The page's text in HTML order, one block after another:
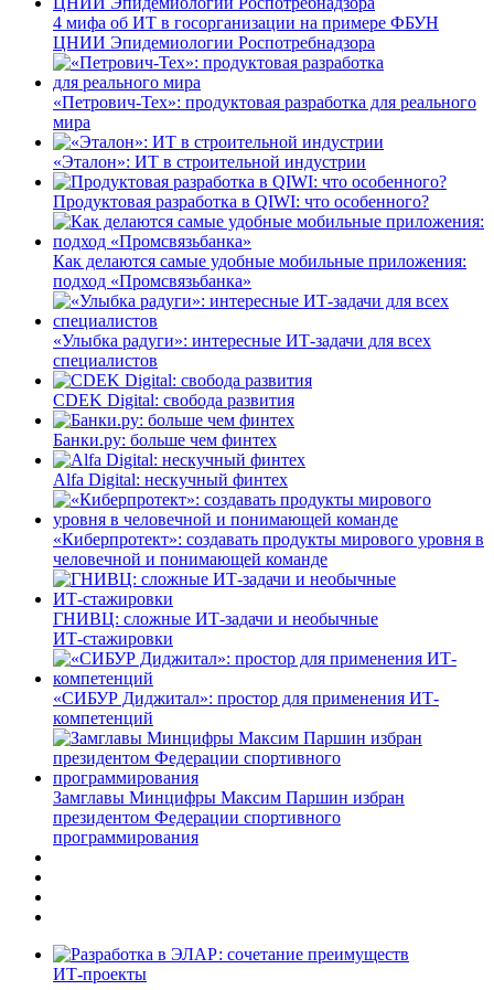
4 мифа об ИТ в госорганизации на примере ФБУН
ЦНИИ Эпидемиологии Роспотребнадзора
«Петрович-Тех»: продуктовая разработка для реального
мира
«Эталон»: ИТ в строительной индустрии
Продуктовая разработка в QIWI: что особенного?
Как делаются самые удобные мобильные приложения:
подход «Промсвязьбанка»
«Улыбка радуги»: интересные ИТ-задачи для всех
специалистов
CDEK Digital: свобода развития
Банки.ру: больше чем финтех
Alfa Digital: нескучный финтех
«Киберпротект»: создавать продукты мирового уровня в
человечной и понимающей команде
ГНИВЦ: сложные ИТ‑задачи и необычные
ИТ‑стажировки
«СИБУР Диджитал»: простор для применения ИТ-
компетенций
Замглавы Минцифры Максим Паршин избран
президентом Федерации спортивного
программирования
ИТ-проекты